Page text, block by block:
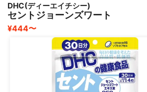
DHC(ディーエイチシー)
セントジョーンズワート
¥444〜